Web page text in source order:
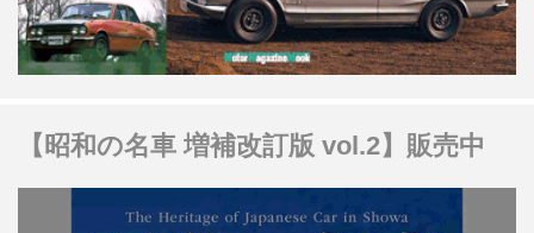
【昭和の名車 増補改訂版 vol.2】販売中